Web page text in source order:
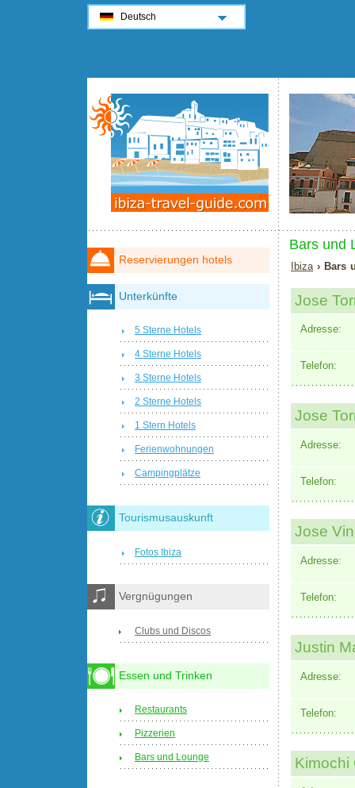
Bars und
Ibiza › Bars
Jose
Adresse:
Telefon:
Jose
Adresse:
Telefon:
Jose
Adresse:
Telefon:
Justin
Adresse:
Telefon:
Kimochi
Reservierungen hotels
Unterkünfte
5 Sterne Hotels
4 Sterne Hotels
3 Sterne Hotels
2 Sterne Hotels
1 Stern Hotels
Ferienwohnungen
Campingplätze
Tourismusauskunft
Fotos Ibiza
Vergnügungen
Clubs und Discos
Essen und Trinken
Restaurants
Pizzerien
Bars und Lounge
Deutsch